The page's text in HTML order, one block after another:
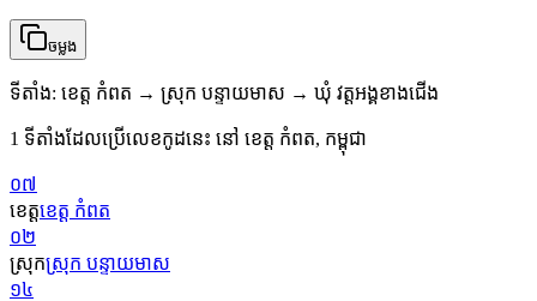
ចម្លង
ទីតាំង: ខេត្ត កំពត → ស្រុក បន្ទាយមាស → ឃុំ វត្ដអង្គខាងជើង
1 ទីតាំងដែលប្រើលេខកូដនេះ នៅ ខេត្ត កំពត, កម្ពុជា
០៧
ខេត្តខេត្ត កំពត
០២
ស្រុកស្រុក បន្ទាយមាស
១៤